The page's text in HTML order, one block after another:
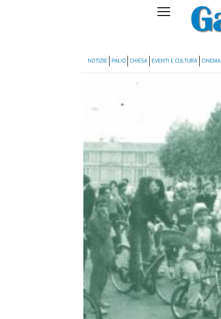
NOTIZIE PALIO CHIESA EVENTI E CULTURA CINEMA